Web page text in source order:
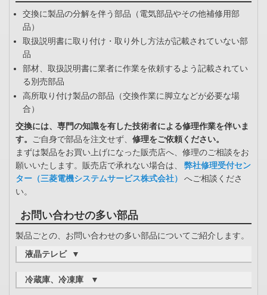
交換に製品の分解を伴う部品（電気部品やその他補修用部
品）
取扱説明書に取り付け・取り外し方法が記載されていない部
品
部材、取扱説明書に業者に作業を依頼するよう記載されてい
る別売部品
高所取り付け製品の部品（交換作業に脚立などが必要な場
合）
交換には、専門の知識を有した技術者による修理作業を伴いま
す。
ご自身で部品を注文せず、 修理をご依頼ください。
まずは製品をお買い上げになった販売店へ、修理のご相談をお
願いいたします。販売店で承れない場合は、
弊社修理受付セン
ター（三菱電機システムサービス株式会社）
へご相談くださ
い。
お問い合わせの多い部品
製品ごとの、お問い合わせの多い部品についてご紹介します。
液晶テレビ
▼
ご購入いただけるもの
リモコン、スタンド（付属品として別添されているもの）
冷蔵庫、冷凍庫 ▼